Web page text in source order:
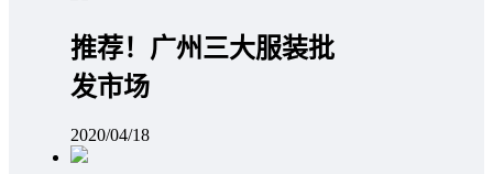
推荐！广州三大服装批
发市场
2020/04/18